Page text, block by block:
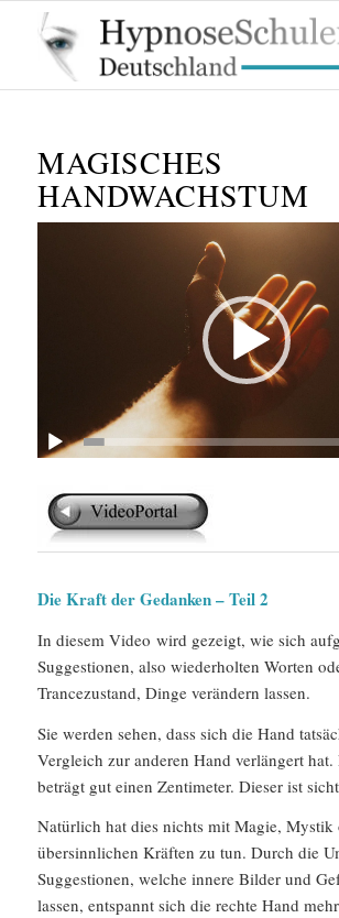
MAGISCHES
HANDWACHSTUM
Die Kraft der Gedanken – Teil 2
In diesem Video wird gezeigt, wie sich
Suggestionen, also wiederholten Worten
Trancezustand, Dinge verändern lassen.
Sie werden sehen, dass sich die Hand
Vergleich zur anderen Hand verlängert
beträgt gut einen Zentimeter. Dieser ist
Natürlich hat dies nichts mit Magie, Mystik
übersinnlichen Kräften zu tun. Durch die
Suggestionen, welche innere Bilder und
lassen, entspannt sich die rechte Hand